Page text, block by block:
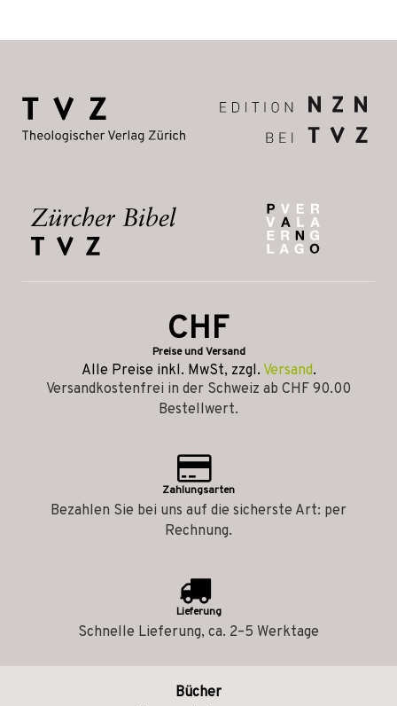
CHF
Preise und Versand
Alle Preise inkl. MwSt, zzgl. Versand.
Versandkostenfrei in der Schweiz ab CHF 90.00
Bestellwert.
Zahlungsarten
Bezahlen Sie bei uns auf die sicherste Art: per
Rechnung.
Lieferung
Schnelle Lieferung, ca. 2–5 Werktage
Bücher